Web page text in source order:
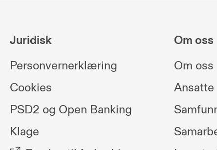
Juridisk
Personvernerklæring
Cookies
PSD2 og Open Banking
Klage
Om oss
Om oss
Ansatte